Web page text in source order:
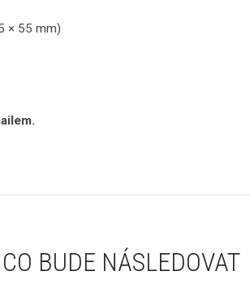
× 55 mm)
CO BUDE NÁSLEDOVAT